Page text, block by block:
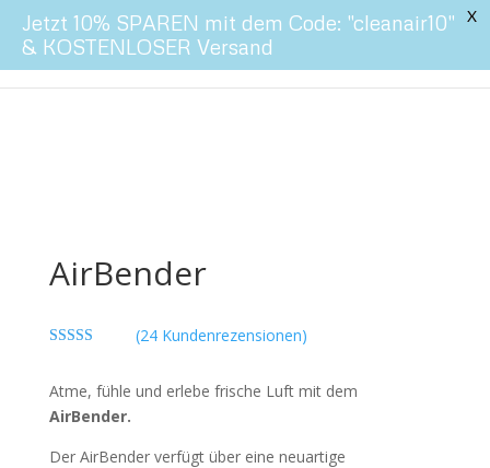
AirBender
von 5,
basierend
auf
ertungen
(24 Kundenrezensionen)
Atme, fühle und erlebe frische Luft mit dem
AirBender.
Der AirBender verfügt über eine neuartige
Jetzt 10% SPAREN mit dem Code: "cleanair10"
& KOSTENLOSER Versand
X